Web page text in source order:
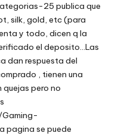
25 publica que
silk, gold, etc (para
y todo, dicen q la
el deposito…Las
dan respuesta del
, tienen una
pero no
pagina se puede